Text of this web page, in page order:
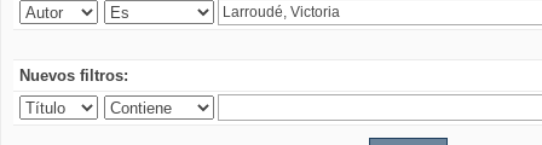
Nuevos filtros: